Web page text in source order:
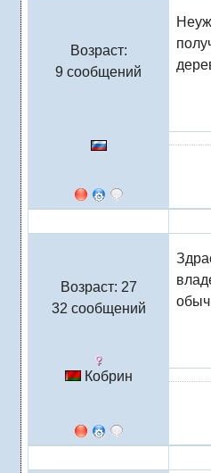
Возраст:
9 сообщений
Возраст: 27
32 сообщений
Кобрин